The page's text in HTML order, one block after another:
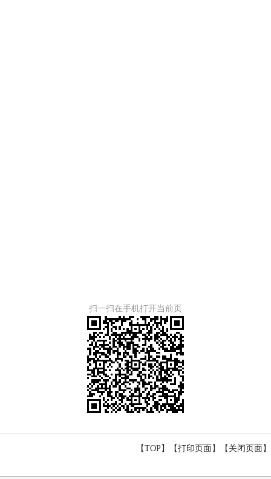
扫一扫在手机打开当前页
【TOP】 【打印页面 】【 关闭页面 】